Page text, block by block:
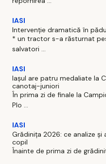
IASI
Intervenție dramatică în
* un tractor s-a răsturnat
salvatori ...
IASI
Iaşul are patru medaliate la
canotaj-juniori
În prima zi de finale la
Plo ...
IASI
Grădinița 2026: ce analize
copil
Înainte de prima zi de